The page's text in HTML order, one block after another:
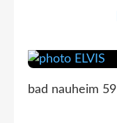
bad nauheim 59